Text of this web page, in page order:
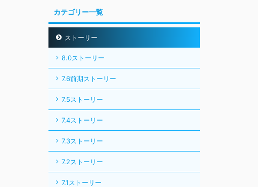
カテゴリー一覧
ストーリー
8.0ストーリー
7.6前期ストーリー
7.5ストーリー
7.4ストーリー
7.3ストーリー
7.2ストーリー
7.1ストーリー